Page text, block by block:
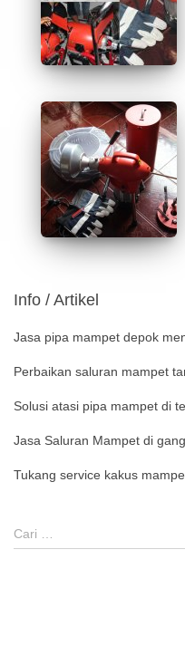
Info / Artikel
Jasa pipa mampet depok
Perbaikan saluran mampet
Solusi atasi pipa mampet di
Jasa Saluran Mampet di
Tukang service kakus
Cari …